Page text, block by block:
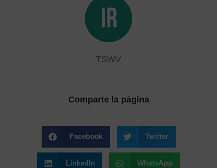
TSWV
Comparte la página
Facebook Twitter
LinkedIn WhatsApp